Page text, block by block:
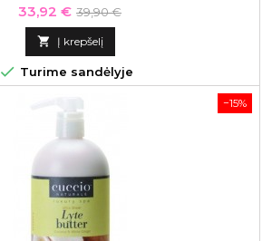
pėdoms ir kūnui, 946 ml
Kaina
33,92 € Bazinė
kaina
39,90 €
 Į krepšelį
 Turime sandėlyje
−15%